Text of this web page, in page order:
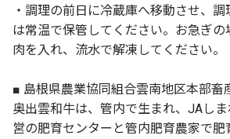
・調理の前日に冷蔵庫へ移動させ、
は常温で保管してください。お急ぎ
肉を入れ、流水で解凍してください。
■ 島根県農業協同組合雲南地区本部畜
奥出雲和牛は、管内で生まれ、JAし
営の肥育センターと管内肥育農家で肥